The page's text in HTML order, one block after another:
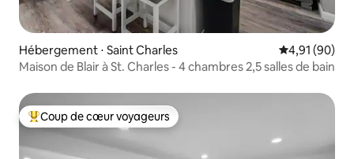
Hébergement ⋅ Saint Charles Évaluation
4,91 (90)
Maison de Blair à St. Charles - 4 chambres 2,5 salles de bain
Coups de cœur voyageurs les plus appréciés
Coup de cœur voyageurs